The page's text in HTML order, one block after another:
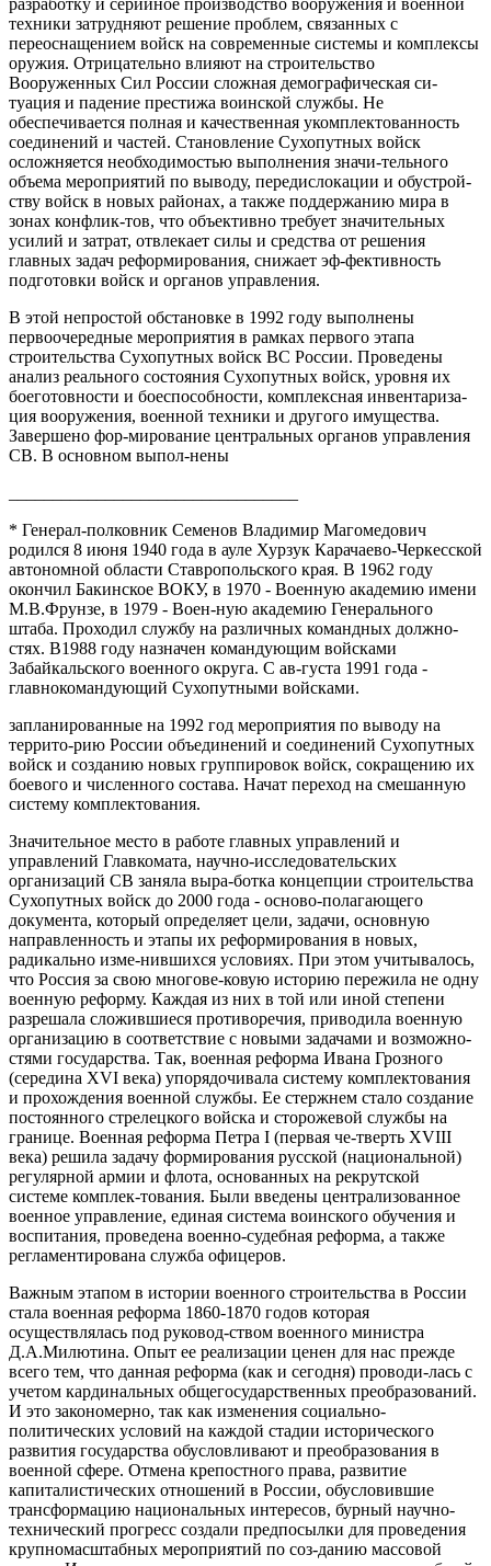
разработку и серийное производство вооружения и военной
техники затрудняют решение проблем, связанных с
переоснащением войск на современные системы и комплексы
оружия. Отрицательно влияют на строительство
Вооруженных Сил России сложная демографическая си-
туация и падение престижа воинской службы. Не
обеспечивается полная и качественная укомплектованность
соединений и частей. Становление Сухопутных войск
осложняется необходимостью выполнения значи-тельного
объема мероприятий по выводу, передислокации и обустрой-
ству войск в новых районах, а также поддержанию мира в
зонах конфлик-тов, что объективно требует значительных
усилий и затрат, отвлекает силы и средства от решения
главных задач реформирования, снижает эф-фективность
подготовки войск и органов управления.
В этой непростой обстановке в 1992 году выполнены
первоочередные мероприятия в рамках первого этапа
строительства Сухопутных войск ВС России. Проведены
анализ реального состояния Сухопутных войск, уровня их
боеготовности и боеспособности, комплексная инвентариза-
ция вооружения, военной техники и другого имущества.
Завершено фор-мирование центральных органов управления
СВ. В основном выпол-нены
* Генерал-полковник Семенов Владимир Магомедович
родился 8 июня 1940 года в ауле Хурзук Карачаево-Черкесской
автономной области Ставропольского края. В 1962 году
окончил Бакинское ВОКУ, в 1970 - Военную академию имени
М.В.Фрунзе, в 1979 - Воен-ную академию Генерального
штаба. Проходил службу на различных командных должно-
стях. В1988 году назначен командующим войсками
Забайкальского военного округа. С ав-густа 1991 года -
главнокомандующий Сухопутными войсками.
запланированные на 1992 год мероприятия по выводу на
террито-рию России объединений и соединений Сухопутных
войск и созданию новых группировок войск, сокращению их
боевого и численного состава. Начат переход на смешанную
систему комплектования.
Значительное место в работе главных управлений и
управлений Главкомата, научно-исследовательских
организаций СВ заняла выра-ботка концепции строительства
Сухопутных войск до 2000 года - осново-полагающего
документа, который определяет цели, задачи, основную
направленность и этапы их реформирования в новых,
радикально изме-нившихся условиях. При этом учитывалось,
что Россия за свою многове-ковую историю пережила не одну
военную реформу. Каждая из них в той или иной степени
разрешала сложившиеся противоречия, приводила военную
организацию в соответствие с новыми задачами и возможно-
стями государства. Так, военная реформа Ивана Грозного
(середина XVI века) упорядочивала систему комплектования
и прохождения военной службы. Ее стержнем стало создание
постоянного стрелецкого войска и сторожевой службы на
границе. Военная реформа Петра I (первая че-тверть XVIII
века) решила задачу формирования русской (национальной)
регулярной армии и флота, основанных на рекрутской
системе комплек-тования. Были введены централизованное
военное управление, единая система воинского обучения и
воспитания, проведена военно-судебная реформа, а также
регламентирована служба офицеров.
Важным этапом в истории военного строительства в России
стала военная реформа 1860-1870 годов которая
осуществлялась под руковод-ством военного министра
Д.А.Милютина. Опыт ее реализации ценен для нас прежде
всего тем, что данная реформа (как и сегодня) проводи-лась с
учетом кардинальных общегосударственных преобразований.
И это закономерно, так как изменения социально-
политических условий на каждой стадии исторического
развития государства обусловливают и преобразования в
военной сфере. Отмена крепостного права, развитие
капиталистических отношений в России, обусловившие
трансформацию национальных интересов, бурный научно-
технический прогресс создали предпосылки для проведения
крупномасштабных мероприятий по соз-данию массовой